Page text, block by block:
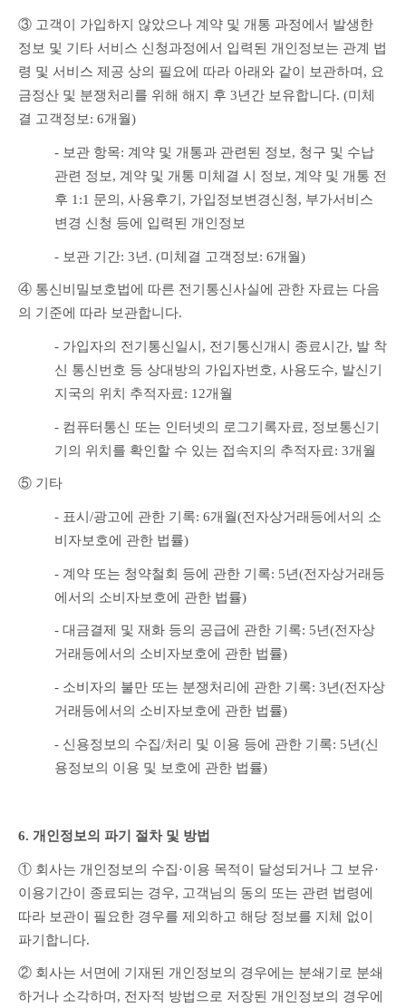
③ 고객이 가입하지 않았으나 계약 및 개통 과정에서 발생한
정보 및 기타 서비스 신청과정에서 입력된 개인정보는 관계 법
령 및 서비스 제공 상의 필요에 따라 아래와 같이 보관하며, 요
금정산 및 분쟁처리를 위해 해지 후 3년간 보유합니다. (미체
결 고객정보: 6개월)
- 보관 항목: 계약 및 개통과 관련된 정보, 청구 및 수납
관련 정보, 계약 및 개통 미체결 시 정보, 계약 및 개통 전
후 1:1 문의, 사용후기, 가입정보변경신청, 부가서비스
변경 신청 등에 입력된 개인정보
- 보관 기간: 3년. (미체결 고객정보: 6개월)
④ 통신비밀보호법에 따른 전기통신사실에 관한 자료는 다음
의 기준에 따라 보관합니다.
- 가입자의 전기통신일시, 전기통신개시 종료시간, 발 착
신 통신번호 등 상대방의 가입자번호, 사용도수, 발신기
지국의 위치 추적자료: 12개월
- 컴퓨터통신 또는 인터넷의 로그기록자료, 정보통신기
기의 위치를 확인할 수 있는 접속지의 추적자료: 3개월
⑤ 기타
- 표시/광고에 관한 기록: 6개월(전자상거래등에서의 소
비자보호에 관한 법률)
- 계약 또는 청약철회 등에 관한 기록: 5년(전자상거래등
에서의 소비자보호에 관한 법률)
- 대금결제 및 재화 등의 공급에 관한 기록: 5년(전자상
거래등에서의 소비자보호에 관한 법률)
- 소비자의 불만 또는 분쟁처리에 관한 기록: 3년(전자상
거래등에서의 소비자보호에 관한 법률)
- 신용정보의 수집/처리 및 이용 등에 관한 기록: 5년(신
용정보의 이용 및 보호에 관한 법률)
6. 개인정보의 파기 절차 및 방법
① 회사는 개인정보의 수집·이용 목적이 달성되거나 그 보유·
이용기간이 종료되는 경우, 고객님의 동의 또는 관련 법령에
따라 보관이 필요한 경우를 제외하고 해당 정보를 지체 없이
파기합니다.
② 회사는 서면에 기재된 개인정보의 경우에는 분쇄기로 분쇄
하거나 소각하며, 전자적 방법으로 저장된 개인정보의 경우에